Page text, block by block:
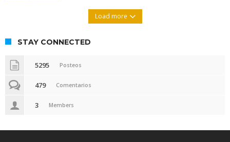
Load more
STAY CONNECTED
5295 Posteos
479 Comentarios
3 Members